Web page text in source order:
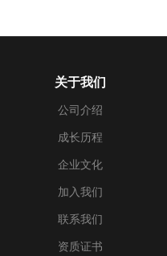
关于我们
公司介绍
成长历程
企业文化
加入我们
联系我们
资质证书